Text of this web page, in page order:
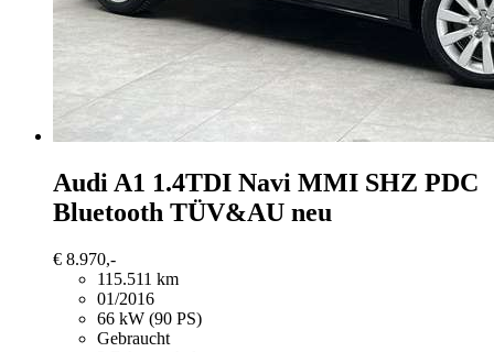
Audi A1 1.4TDI Navi MMI SHZ PDC
Bluetooth TÜV&AU neu
€ 8.970,-
115.511 km
01/2016
66 kW (90 PS)
Gebraucht